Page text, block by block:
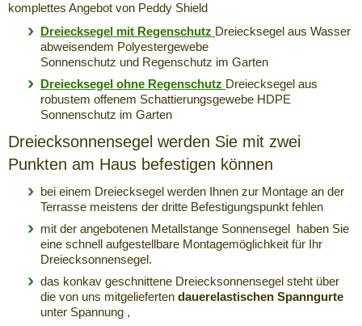
komplettes Angebot von Peddy Shield
Dreiecksegel mit Regenschutz Dreiecksegel aus Wasser
abweisendem Polyestergewebe
Sonnenschutz und Regenschutz im Garten
Dreiecksegel ohne Regenschutz Dreiecksegel aus
robustem offenem Schattierungsgewebe HDPE
Sonnenschutz im Garten
Dreiecksonnensegel werden Sie mit zwei
Punkten am Haus befestigen können
bei einem Dreiecksegel werden Ihnen zur Montage an der
Terrasse meistens der dritte Befestigungspunkt fehlen
mit der angebotenen Metallstange Sonnensegel haben Sie
eine schnell aufgestellbare Montagemöglichkeit für Ihr
Dreiecksonnensegel.
das konkav geschnittene Dreiecksonnensegel steht über
die von uns mitgelieferten dauerelastischen Spanngurte
unter Spannung ,